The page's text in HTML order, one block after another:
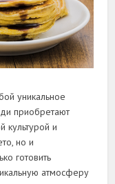
уникальное
приобретают
культурой и
но и
готовить
атмосферу